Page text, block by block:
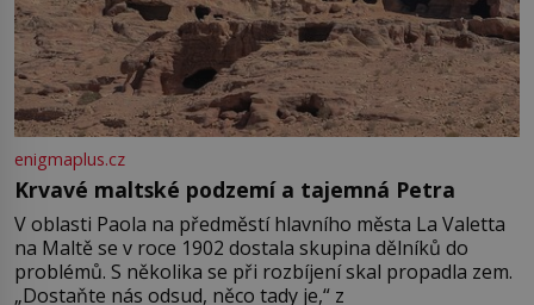
enigmaplus.cz
Krvavé maltské podzemí a tajemná Petra
V oblasti Paola na předměstí hlavního města La Valetta
na Maltě se v roce 1902 dostala skupina dělníků do
problémů. S několika se při rozbíjení skal propadla zem.
„Dostaňte nás odsud, něco tady je,“ z